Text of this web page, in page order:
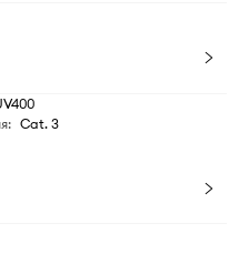
: Cat. 3